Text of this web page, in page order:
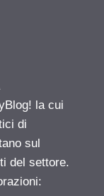
la cui
di
sul
del settore.